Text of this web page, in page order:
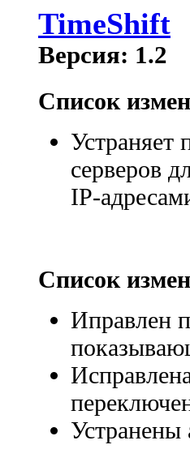
TimeShift
Версия: 1.2
Список
Устраняет
серверов
IP-
Список
Иправлен
Устранены